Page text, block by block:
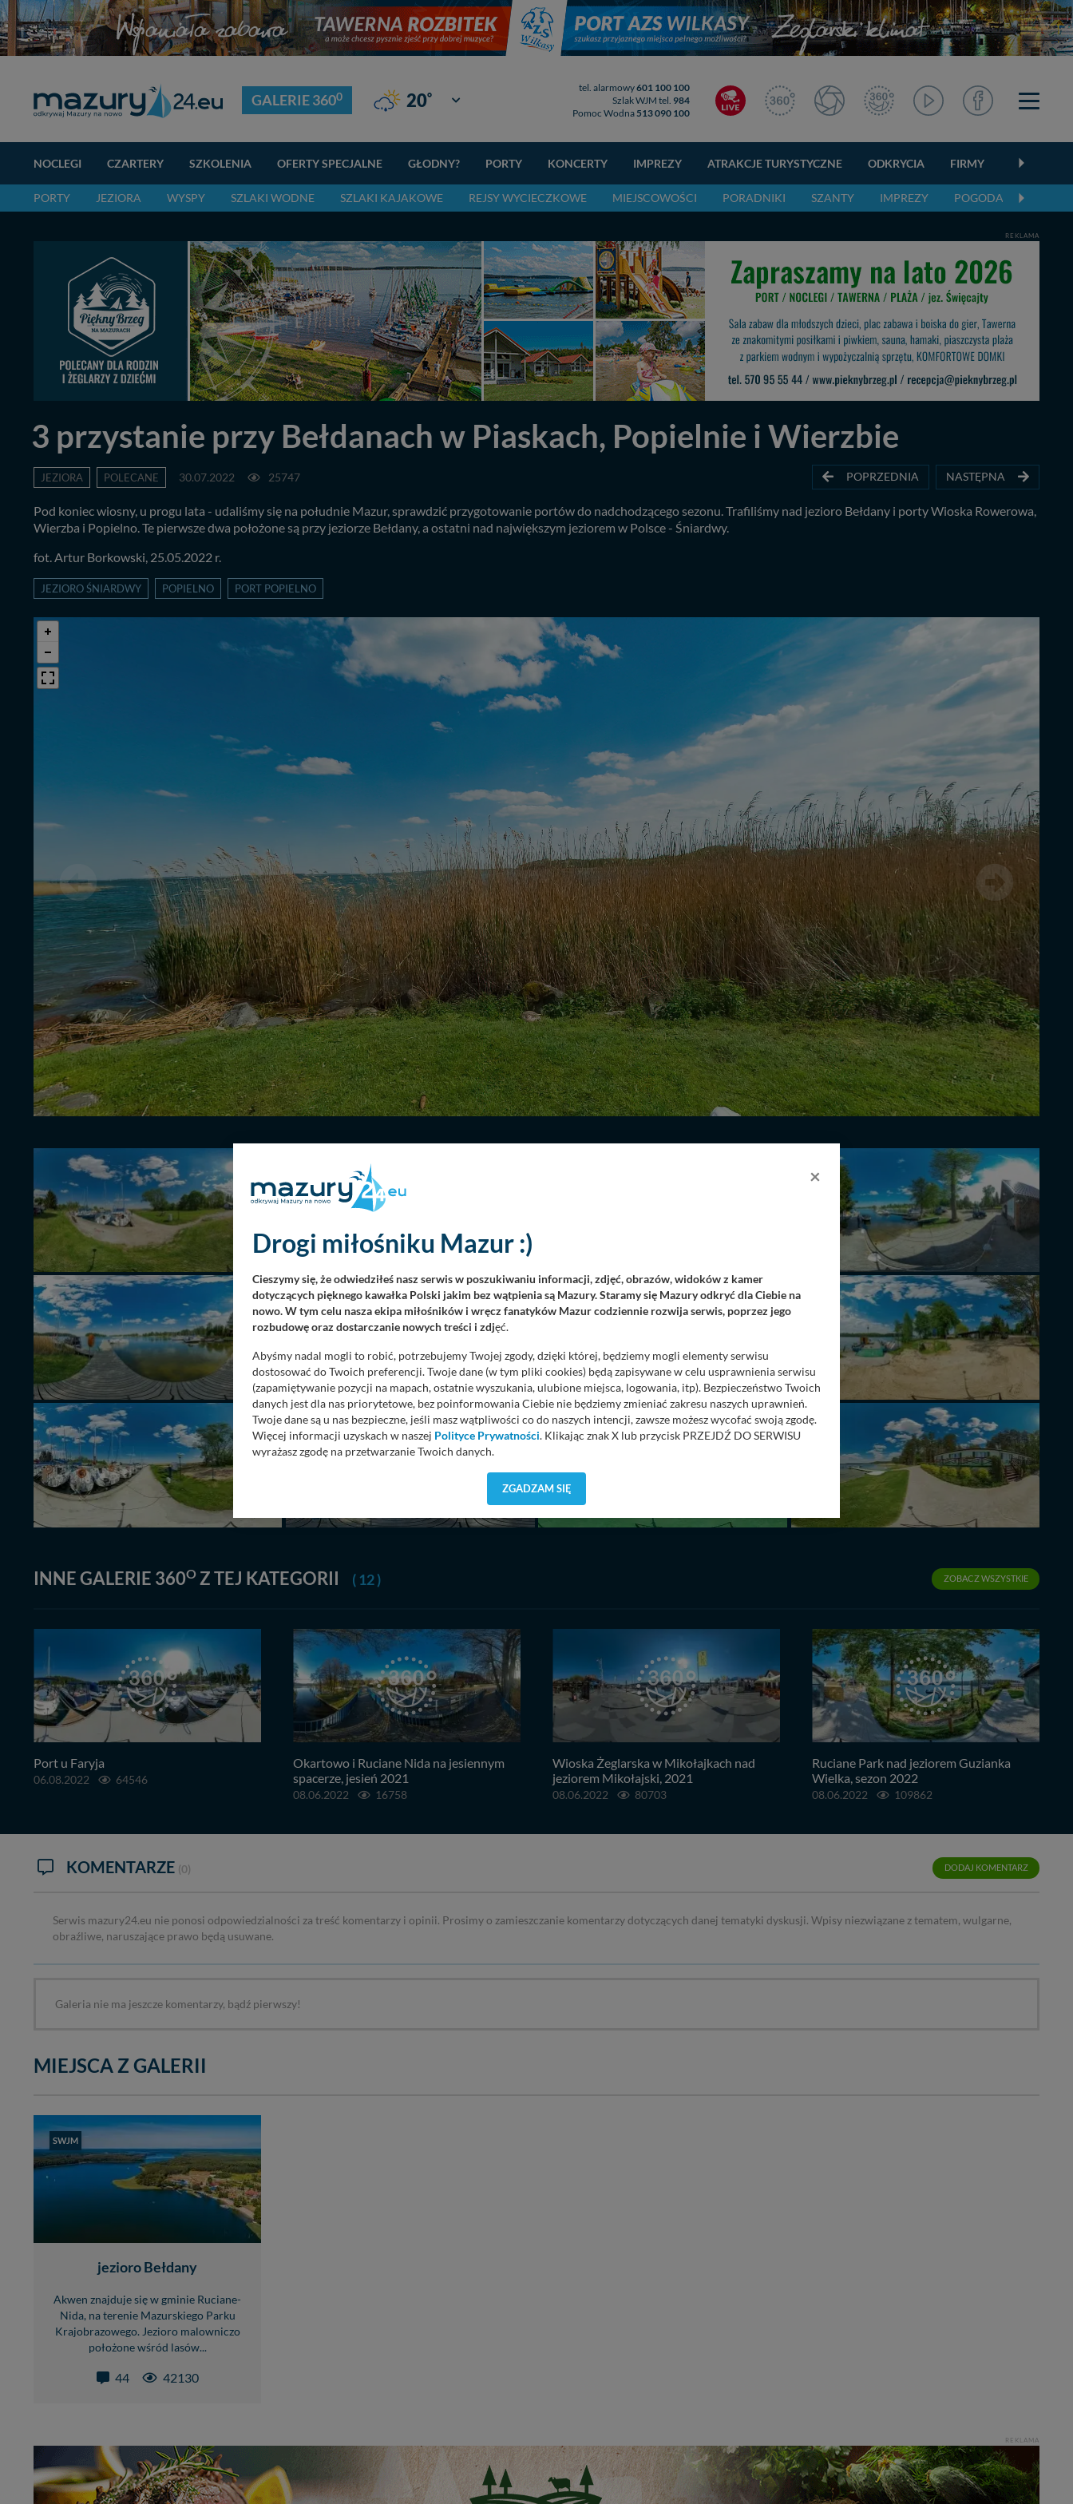
GALERIE 3600 20° Giżycko
tel. alarmowy601 100 100
Szlak WJM tel. 984
Pomoc Wodna 513 090 100
NOCLEGI CZARTERY SZKOLENIA OFERTY SPECJALNE GŁODNY? PORTY KONCERTY IMPREZY ATRAKCJE TURYSTYCZNE ODKRYCIA FIRMY
PORTY JEZIORA WYSPY SZLAKI WODNE SZLAKI KAJAKOWE REJSY WYCIECZKOWE MIEJSCOWOŚCI PORADNIKI SZANTY IMPREZY POGODA
REKLAMA
3 przystanie przy Bełdanach w Piaskach, Popielnie i Wierzbie
JEZIORA POLECANE 30.07.2022 25747 POPRZEDNIA NASTĘPNA
Pod koniec wiosny, u progu lata - udaliśmy się na południe Mazur, sprawdzić przygotowanie portów do nadchodzącego sezonu. Trafiliśmy nad jezioro Bełdany i porty Wioska Rowerowa,
Wierzba i Popielno. Te pierwsze dwa położone są przy jeziorze Bełdany, a ostatni nad największym jeziorem w Polsce - Śniardwy.
fot. Artur Borkowski, 25.05.2022 r.
JEZIORO ŚNIARDWY POPIELNO PORT POPIELNO
AKTUALNIE PRZEGLĄDANA
INNE GALERIE 360O Z TEJ KATEGORII ( 12 ) ZOBACZ WSZYSTKIE
Port u Faryja
06.08.2022 64546
Okartowo i Ruciane Nida na jesiennym
spacerze, jesień 2021
08.06.2022 16758
Wioska Żeglarska w Mikołajkach nad
jeziorem Mikołajski, 2021
08.06.2022 80703
Ruciane Park nad jeziorem Guzianka
Wielka, sezon 2022
08.06.2022 109862
KOMENTARZE (0) DODAJ KOMENTARZ
Serwis mazury24.eu nie ponosi odpowiedzialności za treść komentarzy i opinii. Prosimy o zamieszczanie komentarzy dotyczących danej tematyki dyskusji. Wpisy niezwiązane z tematem, wulgarne,
obraźliwe, naruszające prawo będą usuwane.
Galeria nie ma jeszcze komentarzy, bądź pierwszy!
MIEJSCA Z GALERII
SWJM
jezioro Bełdany
Akwen znajduje się w gminie Ruciane-
Nida, na terenie Mazurskiego Parku
Krajobrazowego. Jezioro malowniczo
położone wśród lasów...
44 42130
REKLAMA
×
Drogi miłośniku Mazur :)
Cieszymy się, że odwiedziłeś nasz serwis w poszukiwaniu informacji, zdjęć, obrazów, widoków z kamer
dotyczących pięknego kawałka Polski jakim bez wątpienia są Mazury. Staramy się Mazury odkryć dla Ciebie na
nowo. W tym celu nasza ekipa miłośników i wręcz fanatyków Mazur codziennie rozwija serwis, poprzez jego
rozbudowę oraz dostarczanie nowych treści i zdjęć.
Abyśmy nadal mogli to robić, potrzebujemy Twojej zgody, dzięki której, będziemy mogli elementy serwisu
dostosować do Twoich preferencji. Twoje dane (w tym pliki cookies) będą zapisywane w celu usprawnienia serwisu
(zapamiętywanie pozycji na mapach, ostatnie wyszukania, ulubione miejsca, logowania, itp). Bezpieczeństwo Twoich
danych jest dla nas priorytetowe, bez poinformowania Ciebie nie będziemy zmieniać zakresu naszych uprawnień.
Twoje dane są u nas bezpieczne, jeśli masz wątpliwości co do naszych intencji, zawsze możesz wycofać swoją zgodę.
Więcej informacji uzyskach w naszej Polityce Prywatności. Klikając znak X lub przycisk PRZEJDŹ DO SERWISU
wyrażasz zgodę na przetwarzanie Twoich danych.
Wyjątkiem jest sytuacja, gdy przekazanie Twoich danych jest elementem usługi (przekazanie danych z formularza
zasadach i funkcjonalności serwisu wRegulaminie Serwisu.
11-500 Giżycko. Możesz z nami skontaktować się za pośrednictwem tej
informacji zawartych w plikach cookies. Twoja przeglądarka umożliwia Ci skasowanie tych plików - w pewnych
przypadkach nie możemy tego zrobić za Ciebie.
Dziękujemy, i życzmy miłego odkrywania Mazur na nowo...
ZGADZAM SIĘ